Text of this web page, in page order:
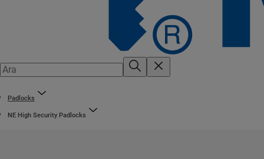
Padlocks
NE High Security Padlocks